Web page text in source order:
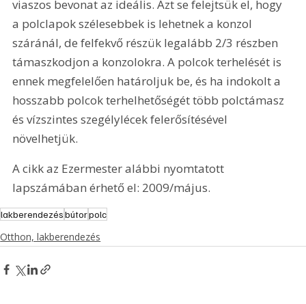
viaszos bevonat az ideális. Azt se felejtsük el, hogy
a polclapok szélesebbek is lehetnek a konzol
száránál, de felfekvő részük legalább 2/3 részben
támaszkodjon a konzolokra. A polcok terhelését is
ennek megfelelően határoljuk be, és ha indokolt a
hosszabb polcok terhelhetőségét több polctámasz
és vízszintes szegélylécek felerősítésével
növelhetjük.
A cikk az Ezermester alábbi nyomtatott
lapszámában érhető el: 2009/május.
lakberendezésbútorpolc
Otthon, lakberendezés